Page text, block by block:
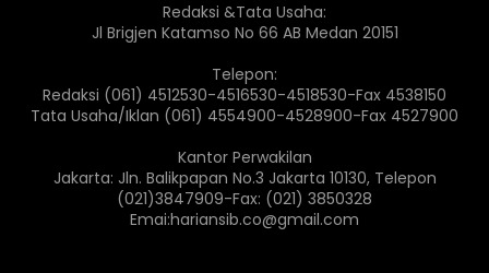
Redaksi &Tata Usaha:
Jl Brigjen Katamso No 66 AB Medan 20151
Telepon:
Redaksi (061) 4512530-4516530-4518530-Fax 4538150
Tata Usaha/Iklan (061) 4554900-4528900-Fax 4527900
Kantor Perwakilan
Jakarta: Jln. Balikpapan No.3 Jakarta 10130, Telepon
(021)3847909-Fax: (021) 3850328
Emai:hariansib.co@gmail.com